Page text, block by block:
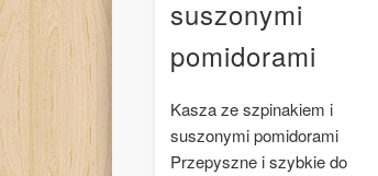
suszonymi
pomidorami
Kasza ze szpinakiem i
suszonymi pomidorami
Przepyszne i szybkie do